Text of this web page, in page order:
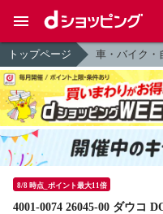
トップページ 車・バイク・
8/8 時点_ポイント最大11倍
4001-0074 26045-00 ダウコ